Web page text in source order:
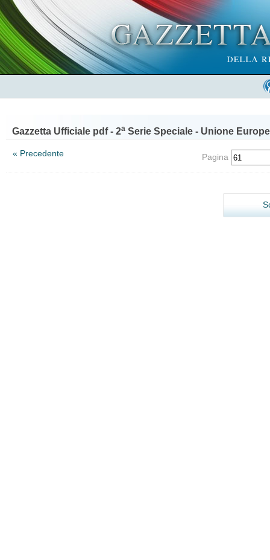
Gazzetta Ufficiale pdf - 2a Serie Speciale - Unione
« Precedente Pagina